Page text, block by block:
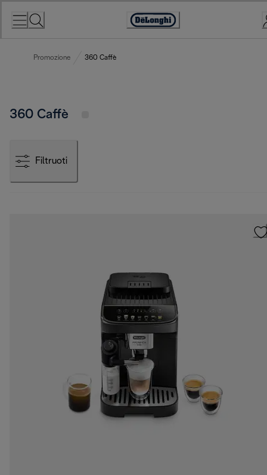
Accessibility
Promozione 360 Caffè
360 Caffè
Filtruoti